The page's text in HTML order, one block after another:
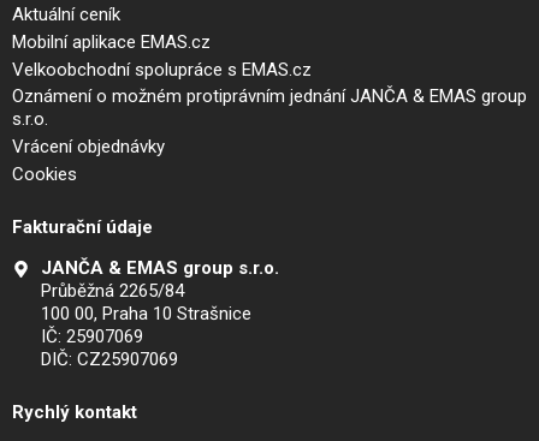
Aktuální ceník
Mobilní aplikace EMAS.cz
Velkoobchodní spolupráce s EMAS.cz
Oznámení o možném protiprávním jednání JANČA & EMAS group
s.r.o.
Vrácení objednávky
Cookies
Fakturační údaje
JANČA & EMAS group s.r.o.
Průběžná 2265/84
100 00, Praha 10 Strašnice
IČ: 25907069
DIČ: CZ25907069
Rychlý kontakt